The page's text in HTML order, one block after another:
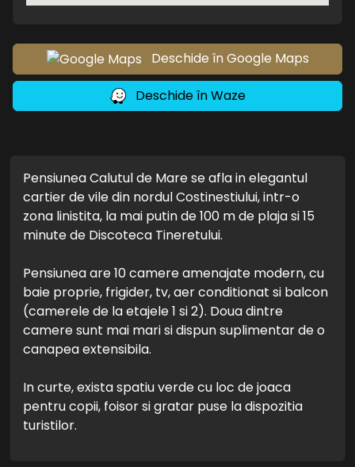
Deschide în Google Maps
Deschide în Waze
Pensiunea Calutul de Mare se afla in elegantul
cartier de vile din nordul Costinestiului, intr-o
zona linistita, la mai putin de 100 m de plaja si 15
minute de Discoteca Tineretului.
Pensiunea are 10 camere amenajate modern, cu
baie proprie, frigider, tv, aer conditionat si balcon
(camerele de la etajele 1 si 2). Doua dintre
camere sunt mai mari si dispun suplimentar de o
canapea extensibila.
In curte, exista spatiu verde cu loc de joaca
pentru copii, foisor si gratar puse la dispozitia
turistilor.